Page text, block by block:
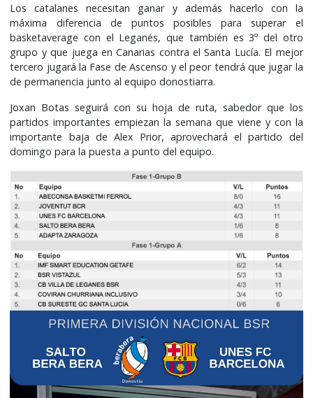
Los catalanes necesitan ganar y además hacerlo con la
máxima diferencia de puntos posibles para superar el
basketaverage con el Leganés, que también es 3º del otro
grupo y que juega en Canarias contra el Santa Lucía. El mejor
tercero jugará la Fase de Ascenso y el peor tendrá que jugar la
de permanencia junto al equipo donostiarra.
Joxan Botas seguirá con su hoja de ruta, sabedor que los
partidos importantes empiezan la semana que viene y con la
importante baja de Alex Prior, aprovechará el partido del
domingo para la puesta a punto del equipo.